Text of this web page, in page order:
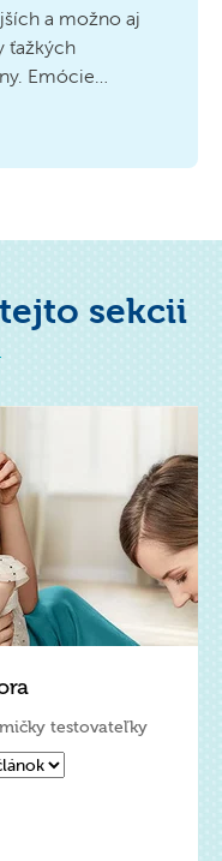
a možno aj
ťažkých
Emócie
bábätkom je
Ísť do
však malý
sekcii
testovateľky